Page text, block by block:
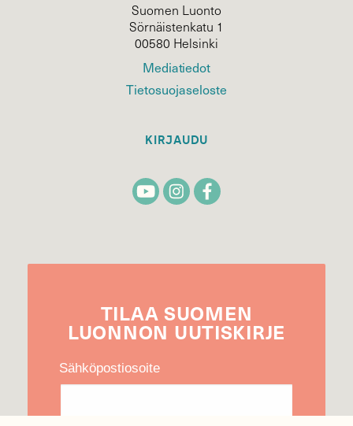
Suomen Luonto
Sörnäistenkatu 1
00580 Helsinki
Mediatiedot
Tietosuojaseloste
KIRJAUDU
TILAA SUOMEN
LUONNON UUTIS­KIRJE
Sähköpostiosoite